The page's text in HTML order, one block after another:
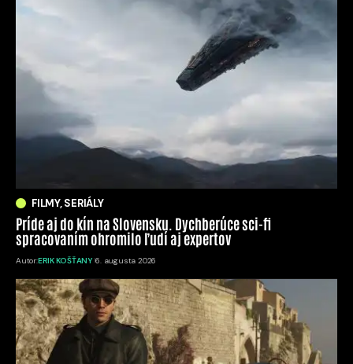
FILMY, SERIÁLY
Príde aj do kín na Slovensku. Dychberúce sci-fi
spracovaním ohromilo ľudí aj expertov
Autor:ERIK KOŠŤANY 6. augusta 2026